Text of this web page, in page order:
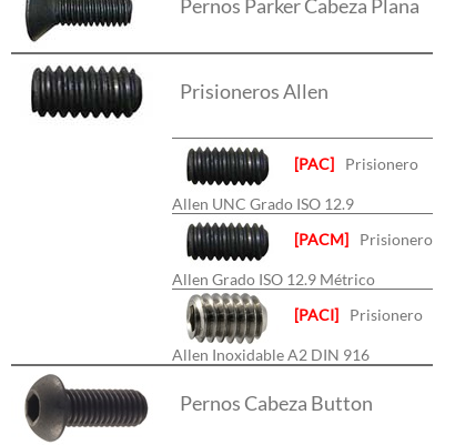
Pernos Parker Cabeza Plana
Prisioneros Allen
[PAC] Prisionero
Allen UNC Grado ISO 12.9
[PACM]
Prisionero
Allen Grado ISO 12.9 Métrico
[PACI]
Prisionero
Allen Inoxidable A2 DIN 916
Pernos Cabeza Button